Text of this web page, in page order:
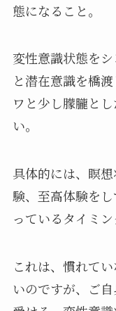
態になること。
変性意識状態を
と潜在意識を橋
ワと少し朦朧と
い。
具体的には、瞑
験、至高体験を
っているタイミン
これは、慣れて
いのですが、ご